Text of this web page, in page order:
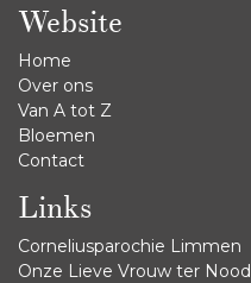
Website
Home
Over ons
Van A tot Z
Bloemen
Contact
Links
Corneliusparochie Limmen
Onze Lieve Vrouw ter Nood